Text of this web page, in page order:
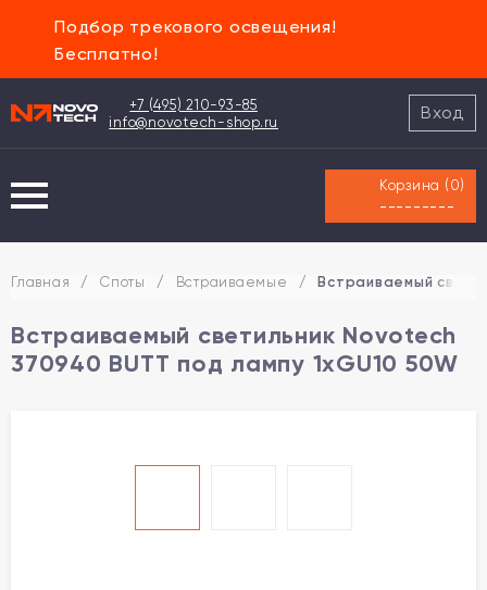
Подбор трекового освещения!
Бесплатно!
+7 (495) 210-93-85
info@novotech-shop.ru
Вход
Корзина ( 0)
---------
Главная / Споты / Встраиваемые / Встраиваемый
Встраиваемый светильник Novotech
370940 BUTT под лампу 1xGU10 50W